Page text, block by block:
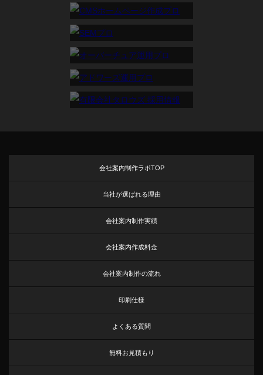
ホームページ制作プロ
CMSホームページ作成プロ
SEMプロ
オーバーチュア運用プロ
アドワーズ運用プロ
会社案内制作ラボTOP
当社が選ばれる理由
会社案内制作実績
会社案内作成料金
会社案内制作の流れ
印刷仕様
よくある質問
無料お見積もり